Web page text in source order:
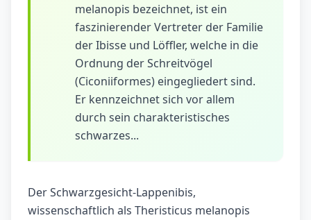
melanopis bezeichnet, ist ein
faszinierender Vertreter der Familie
der Ibisse und Löffler, welche in die
Ordnung der Schreitvögel
(Ciconiiformes) eingegliedert sind.
Er kennzeichnet sich vor allem
durch sein charakteristisches
schwarzes...
Der Schwarzgesicht-Lappenibis,
wissenschaftlich als Theristicus melanopis